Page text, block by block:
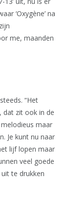
‘Oxygène’ na
me, maanden
“Het
dat zit ook in de
maar
Je kunt nu naar
lijf lopen maar
veel goede
te drukken